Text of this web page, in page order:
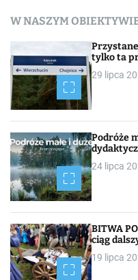
i
g
a
c
j
a
p
o
w
W NASZYM
tylko ta
29 lipca
Podróże
24 lipca
BITWA
ciąg
19 lipca